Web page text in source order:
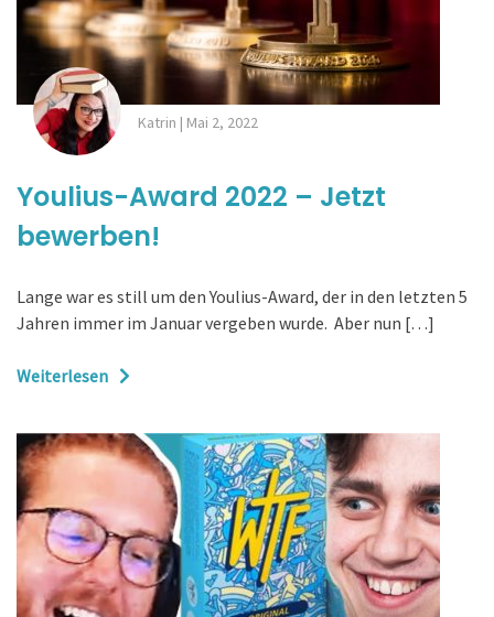
Katrin | Mai 2, 2022
Youlius-Award 2022 – Jetzt
bewerben!
Lange war es still um den Youlius-Award, der in den letzten 5
Jahren immer im Januar vergeben wurde. Aber nun […]
Weiterlesen